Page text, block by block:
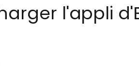
l'appli